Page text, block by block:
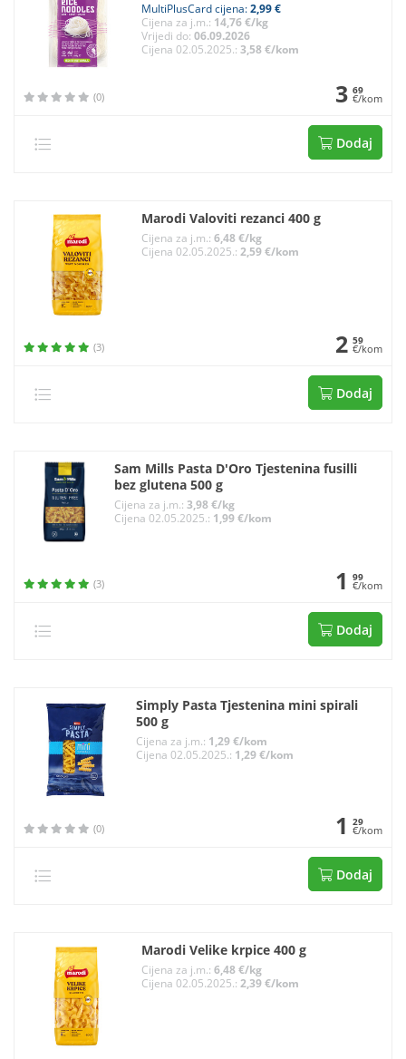
MultiPlusCard cijena:2,99 €
Cijena za j.m.: 14,76 €/kg
Vrijedi do: 06.09.2026
Cijena 02.05.2025.: 3,58 €/kom
(0) 3 69
€/kom
Dodaj
Marodi Valoviti rezanci 400 g
Cijena za j.m.: 6,48 €/kg
Cijena 02.05.2025.: 2,59 €/kom
(3) 2 59
€/kom
Dodaj
Sam Mills Pasta D'Oro Tjestenina fusilli
bez glutena 500 g
Cijena za j.m.:3,98 €/kg
Cijena 02.05.2025.: 1,99 €/kom
(3) 1 99
€/kom
Dodaj
Simply Pasta Tjestenina mini spirali
500 g
Cijena za j.m.: 1,29 €/kom
Cijena 02.05.2025.: 1,29 €/kom
(0) 1 29
€/kom
Dodaj
Marodi Velike krpice 400 g
Cijena za j.m.: 6,48 €/kg
Cijena 02.05.2025.: 2,39 €/kom